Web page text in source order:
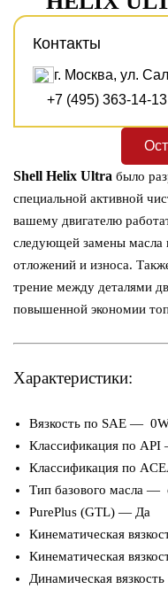
Контакты
г. Москва, ул.
+7 (495) 363-14-13
Shell Helix Ultra было
специальной активной
вашему двигателю
следующей замены масла
отложений и износа.
трение между деталями
повышенной экономии
Характеристики:
Вязкость по SAE —
Классификация по
Классификация по
Тип базового масла —
PurePlus (GTL) — Да
Кинематическая
Кинематическая
Динамическая